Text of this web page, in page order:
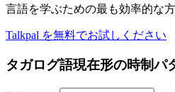
言語を学ぶための最も効率的な
Talkpal を無料でお試しください
タガログ語現在形の時制パ